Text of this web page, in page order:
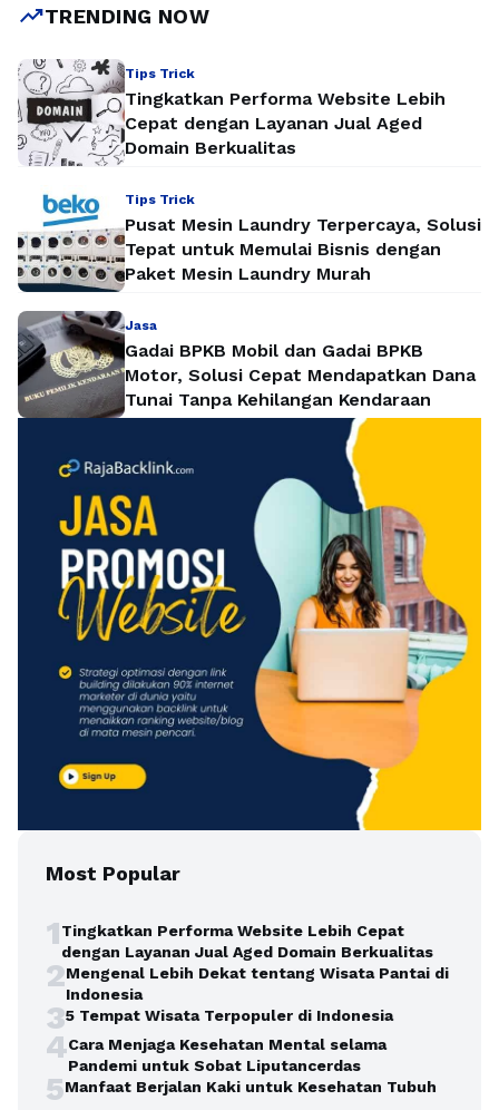
promosi …Baca Selengkapnya
trending_upTRENDING NOW
Tips Trick
Tingkatkan Performa Website Lebih
Cepat dengan Layanan Jual Aged
Domain Berkualitas
Tips Trick
Pusat Mesin Laundry Terpercaya, Solusi
Tepat untuk Memulai Bisnis dengan
Paket Mesin Laundry Murah
Jasa
Gadai BPKB Mobil dan Gadai BPKB
Motor, Solusi Cepat Mendapatkan Dana
Tunai Tanpa Kehilangan Kendaraan
Most Popular
1Tingkatkan Performa Website Lebih Cepat
dengan Layanan Jual Aged Domain Berkualitas
2Mengenal Lebih Dekat tentang Wisata Pantai di
Indonesia
35 Tempat Wisata Terpopuler di Indonesia
4Cara Menjaga Kesehatan Mental selama
Pandemi untuk Sobat Liputancerdas
5Manfaat Berjalan Kaki untuk Kesehatan Tubuh